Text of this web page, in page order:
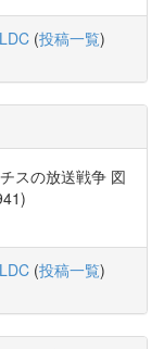
(投稿一覧)
スの放送戦争 図
(投稿一覧)